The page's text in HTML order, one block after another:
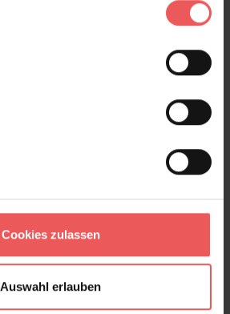
Cookies zulassen
Auswahl erlauben